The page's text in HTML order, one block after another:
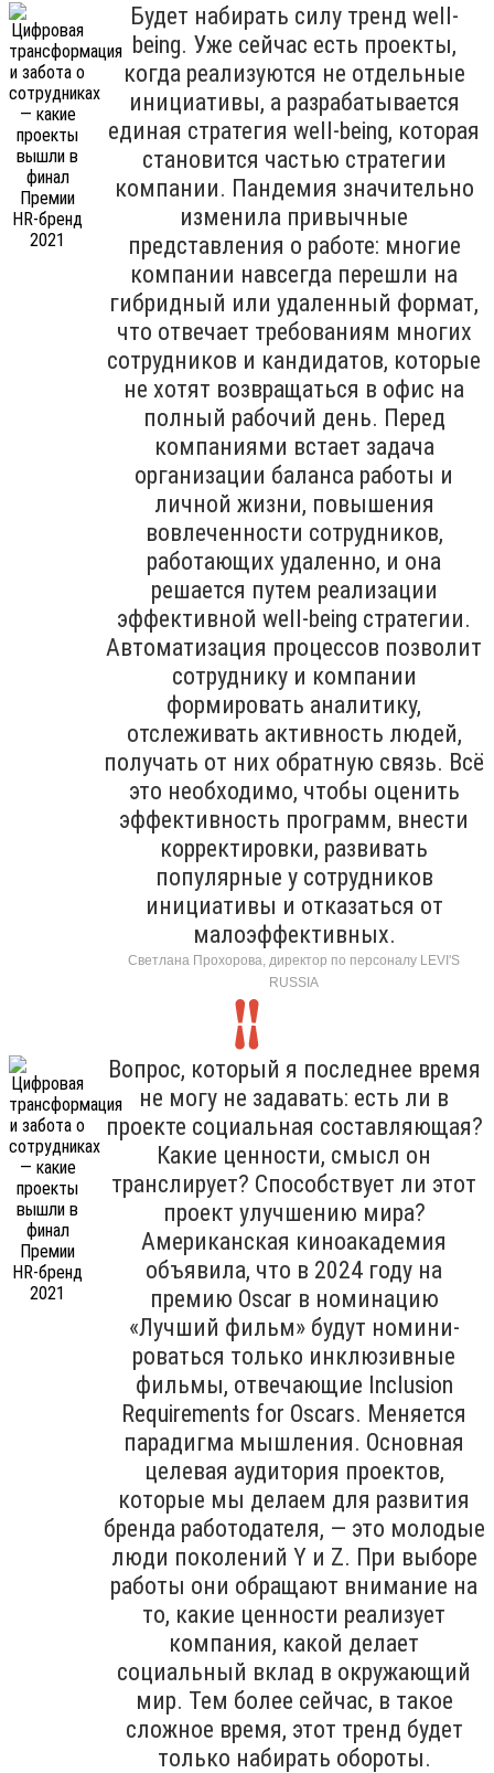
Будет набирать силу тренд well-
being. Уже сейчас есть проекты,
когда реализуются не отдельные
инициативы, а разрабатывается
единая стратегия well-being, которая
становится частью стратегии
компании. Пандемия значительно
изменила привычные
представления о работе: многие
компании навсегда перешли на
гибридный или удаленный формат,
что отвечает требованиям многих
сотрудников и кандидатов, которые
не хотят возвращаться в офис на
полный рабочий день. Перед
компаниями встает задача
организации баланса работы и
личной жизни, повышения
вовлеченности сотрудников,
работающих удаленно, и она
решается путем реализации
эффективной well-being стратегии.
Автоматизация процессов позволит
сотруднику и компании
формировать аналитику,
отслеживать активность людей,
получать от них обратную связь. Всё
это необходимо, чтобы оценить
эффективность программ, внести
корректировки, развивать
популярные у сотрудников
инициативы и отказаться от
малоэффективных.
Светлана Прохорова, директор по персоналу LEVI'S
RUSSIA
Вопрос, который я последнее время
не могу не задавать: есть ли в
проекте социальная составляющая?
Какие ценности, смысл он
транслирует? Способствует ли этот
проект улучшению мира?
Американская киноакадемия
объявила, что в 2024 году на
премию Oscar в номинацию
«Лучший фильм» будут номини­
роваться только инклюзивные
филь­мы, отвечающие Inclu­sion
Requirements for Oscars. Меняется
парадигма мышления. Основная
целевая аудитория проектов,
которые мы делаем для развития
бренда работодателя, — это молодые
люди поколений Y и Z. При выборе
работы они обращают внимание на
то, какие ценности реализует
компания, какой делает
социальный вклад в окружающий
мир. Тем более сейчас, в такое
сложное время, этот тренд будет
только набирать обороты.